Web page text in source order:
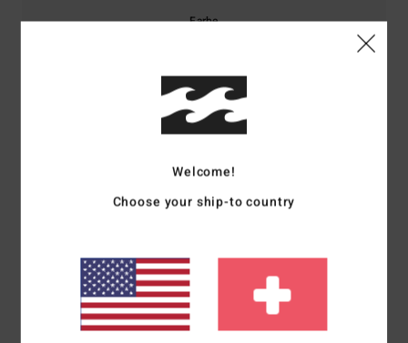
Farbe
5/5
Original anzeigen - Français
Preis-Leistungs-Verhältnis: 4/5 Größe : Perfekte Größe
Ich empfehle dieses Produkt
Welcome!
Choose your ship-to country